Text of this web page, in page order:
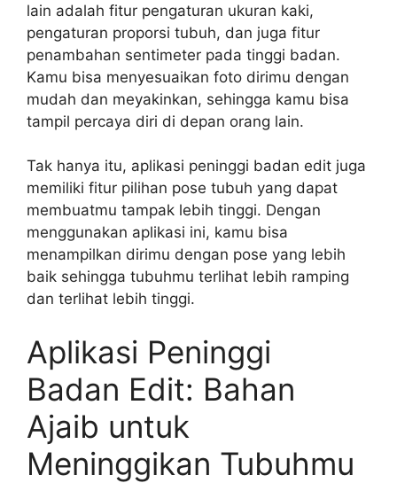
lain adalah fitur pengaturan ukuran kaki,
pengaturan proporsi tubuh, dan juga fitur
penambahan sentimeter pada tinggi badan.
Kamu bisa menyesuaikan foto dirimu dengan
mudah dan meyakinkan, sehingga kamu bisa
tampil percaya diri di depan orang lain.
Tak hanya itu, aplikasi peninggi badan edit juga
memiliki fitur pilihan pose tubuh yang dapat
membuatmu tampak lebih tinggi. Dengan
menggunakan aplikasi ini, kamu bisa
menampilkan dirimu dengan pose yang lebih
baik sehingga tubuhmu terlihat lebih ramping
dan terlihat lebih tinggi.
Aplikasi Peninggi
Badan Edit: Bahan
Ajaib untuk
Meninggikan Tubuhmu